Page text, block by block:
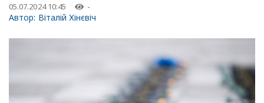
05.07.2024 10:45 -
Автор: Віталій Хінєвіч